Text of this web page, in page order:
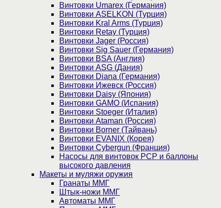
Винтовки Umarex (Германия)
Винтовки ASELKON (Турция)
Винтовки Kral Arms (Турция)
Винтовки Retay (Турция)
Винтовки Jager (Россия)
Винтовки Sig Sauer (Германия)
Винтовки BSA (Англия)
Винтовки ASG (Дания)
Винтовки Diana (Германия)
Винтовки Ижевск (Россия)
Винтовки Daisy (Япония)
Винтовки GAMO (Испания)
Винтовки Stoeger (Италия)
Винтовки Ataman (Россия)
Винтовки Borner (Тайвань)
Винтовки EVANIX (Корея)
Винтовки Cybergun (Франция)
Насосы для винтовок PCP и баллоны
высокого давления
Макеты и муляжи оружия
Гранаты ММГ
Штык-ножи ММГ
Автоматы ММГ